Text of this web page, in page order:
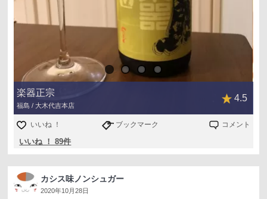
楽器正宗
福島 / 大木代吉本店
4.5
いいね ！ ブックマーク コメント
いいね ！ 89件
カシス味ノンシュガー
2020年10月28日